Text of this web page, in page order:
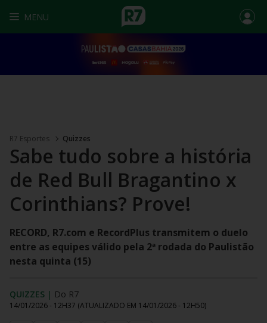
MENU
R7 Esportes Quizzes
Sabe tudo sobre a história
de Red Bull Bragantino x
Corinthians? Prove!
RECORD, R7.com e RecordPlus transmitem o duelo
entre as equipes válido pela 2ª rodada do Paulistão
nesta quinta (15)
QUIZZES | Do R7
14/01/2026 - 12H37 (ATUALIZADO EM 14/01/2026 - 12H50)